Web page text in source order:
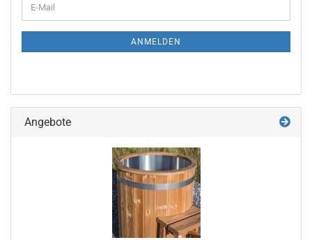
ZUR
NEWSLETTER-
E-
Mail
ANMELDEN
Angebote